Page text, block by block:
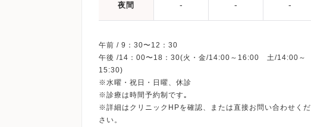
夜間 - - -
午前 / 9：30〜12：30
午後 /14：00〜18：30(火・金/14:00～16:00 土/14:00～
15:30)
※水曜・祝日・日曜、休診
※診療は時間予約制です｡
※詳細はクリニックHPを確認、または直接お問い合わせくだ